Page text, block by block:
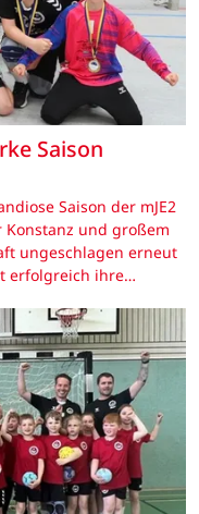
Saison
Saison der mJE2
Konstanz und großem
ungeschlagen erneut
erfolgreich ihre…